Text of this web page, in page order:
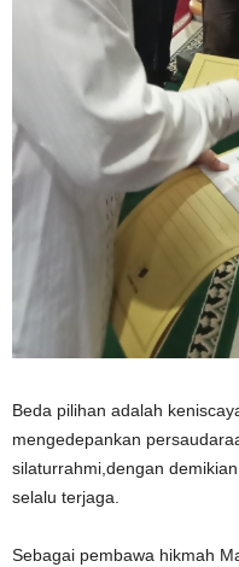
Beda pilihan adalah
mengedepankan
silaturrahmi,dengan
selalu terjaga.
Sebagai pembawa hikmah